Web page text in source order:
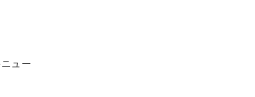
ュー